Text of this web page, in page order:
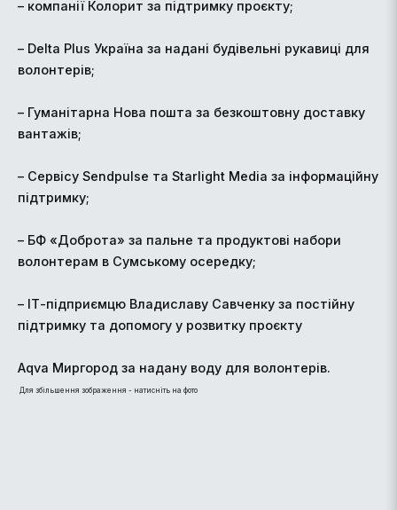
– компанії Колорит за підтримку проєкту;
– Delta Plus Україна за надані будівельні рукавиці для
волонтерів;
– Гуманітарна Нова пошта за безкоштовну доставку
вантажів;
– Сервісу Sendpulse та Starlight Media за інформаційну
підтримку;
– БФ «Доброта» за пальне та продуктові набори
волонтерам в Сумському осередку;
– ІТ-підприємцю Владиславу Савченку за постійну
підтримку та допомогу у розвитку проєкту
Aqva Миргород за надану воду для волонтерів.
Для збільшення зображення - натисніть на фото